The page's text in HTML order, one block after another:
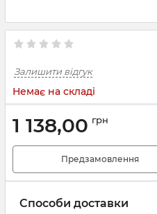
Залишити відгук
Немає на складі
1 138,00 грн
Предзамовлення
Способи доставки